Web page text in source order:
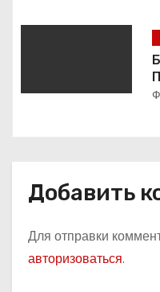
Добавить
Для отправки
авторизоваться.